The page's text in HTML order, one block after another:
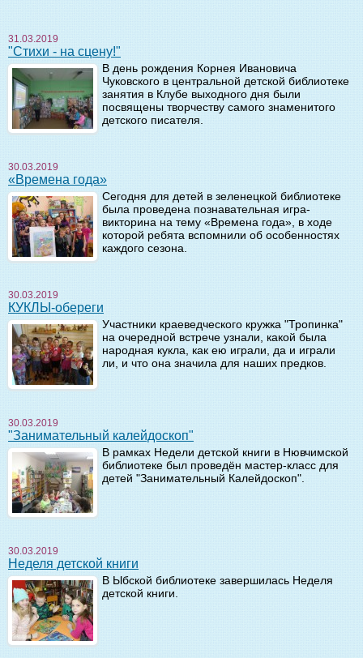
31.03.2019
"Стихи - на сцену!"
В день рождения Корнея Ивановича
Чуковского в центральной детской библиотеке
занятия в Клубе выходного дня были
посвящены творчеству самого знаменитого
детского писателя.
30.03.2019
«Времена года»
Сегодня для детей в зеленецкой библиотеке
была проведена познавательная игра-
викторина на тему «Времена года», в ходе
которой ребята вспомнили об особенностях
каждого сезона.
30.03.2019
КУКЛЫ-обереги
Участники краеведческого кружка "Тропинка"
на очередной встрече узнали, какой была
народная кукла, как ею играли, да и играли
ли, и что она значила для наших предков.
30.03.2019
"Занимательный калейдоскоп"
В рамках Недели детской книги в Нювчимской
библиотеке был проведён мастер-класс для
детей "Занимательный Калейдоскоп".
30.03.2019
Неделя детской книги
В Ыбской библиотеке завершилась Неделя
детской книги.